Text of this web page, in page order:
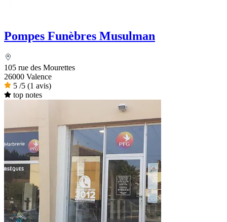
Pompes Funèbres Musulman
105 rue des Mourettes
26000 Valence
5 /5 (1 avis)
top notes